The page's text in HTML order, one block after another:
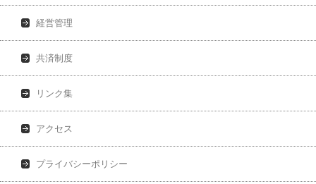
経営管理
共済制度
リンク集
アクセス
プライバシーポリシー